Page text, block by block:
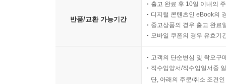
반품/교환 가능기간
출고 완료 후 10일 이내의
디지털 콘텐츠인 eBook의
중고상품의 경우 출고 완료
모바일 쿠폰의 경우 유효기
고객의 단순변심 및 착오구
직수입양서/직수입일서중
단, 아래의 주문/취소 조건